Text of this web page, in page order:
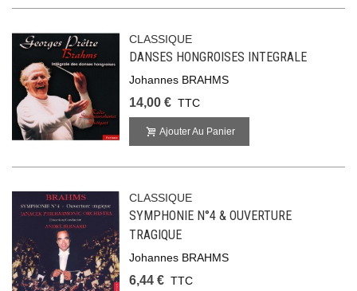
CLASSIQUE
DANSES HONGROISES INTEGRALE
Johannes BRAHMS
14,00 € TTC
Ajouter Au Panier
CLASSIQUE
SYMPHONIE N°4 & OUVERTURE
TRAGIQUE
Johannes BRAHMS
6,44 € TTC